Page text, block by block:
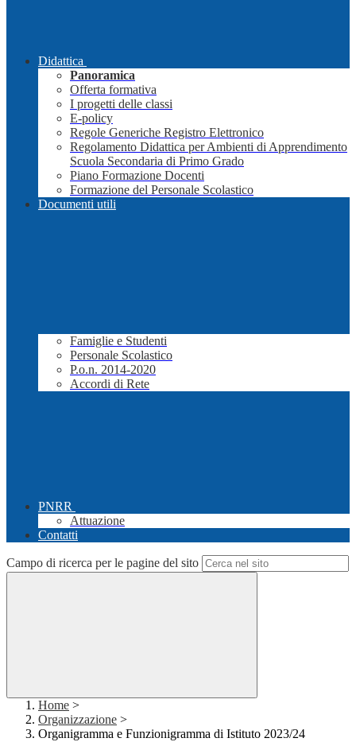
Didattica
Panoramica
Offerta formativa
I progetti delle classi
E-policy
Regole Generiche Registro Elettronico
Regolamento Didattica per Ambienti di Apprendimento
Scuola Secondaria di Primo Grado
Piano Formazione Docenti
Formazione del Personale Scolastico
Documenti utili
Famiglie e Studenti
Personale Scolastico
P.o.n. 2014-2020
Accordi di Rete
PNRR
Attuazione
Contatti
Campo di ricerca per le pagine del sito
Home >
Organizzazione >
Organigramma e Funzionigramma di Istituto 2023/24